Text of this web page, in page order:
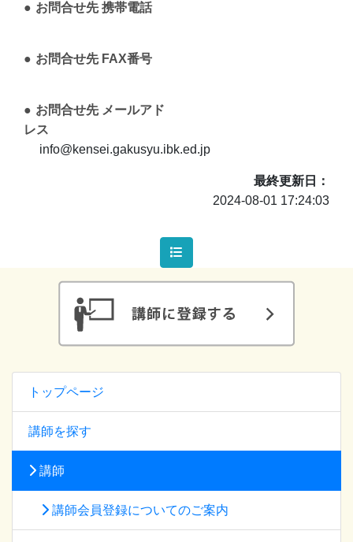
トップページ
講師を探す
講師
講師会員登録についてのご案内
お問合せ先 携帯電話
お問合せ先 FAX番号
お問合せ先 メールアド
レス
info@kensei.gakusyu.ibk.ed.jp
最終更新日
2024-08-01 17:24:03